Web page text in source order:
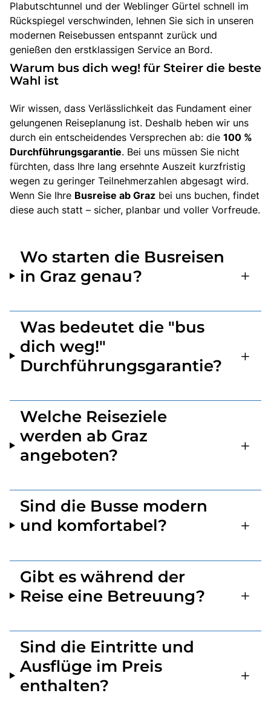
Wo starten die Busreisen
in Graz genau?
Was bedeutet die "bus
dich weg!"
Durchführungsgarantie?
Welche Reiseziele
werden ab Graz
angeboten?
Sind die Busse modern
und komfortabel?
Gibt es während der
Reise eine Betreuung?
Sind die Eintritte und
Ausflüge im Preis
enthalten?
Plabutschtunnel und der Weblinger Gürtel schnell im
Rückspiegel verschwinden, lehnen Sie sich in unseren
modernen Reisebussen entspannt zurück und
genießen den erstklassigen Service an Bord.
Warum bus dich weg! für Steirer die beste
Wahl ist
Wir wissen, dass Verlässlichkeit das Fundament einer
gelungenen Reiseplanung ist. Deshalb heben wir uns
durch ein entscheidendes Versprechen ab: die 100 %
Durchführungsgarantie. Bei uns müssen Sie nicht
fürchten, dass Ihre lang ersehnte Auszeit kurzfristig
wegen zu geringer Teilnehmerzahlen abgesagt wird.
Wenn Sie Ihre Busreise ab Graz bei uns buchen, findet
diese auch statt – sicher, planbar und voller Vorfreude.